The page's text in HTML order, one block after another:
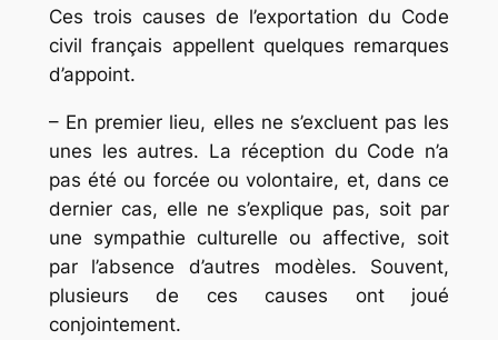
Ces trois causes de l’exportation du Code
civil français appellent quelques remarques
d’appoint.
– En premier lieu, elles ne s’excluent pas les
unes les autres. La réception du Code n’a
pas été ou forcée ou volontaire, et, dans ce
dernier cas, elle ne s’explique pas, soit par
une sympathie culturelle ou affective, soit
par l’absence d’autres modèles. Souvent,
plusieurs de ces causes ont joué
conjointement.